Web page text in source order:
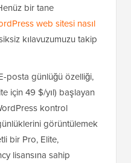
bir tane
web sitesi nasıl
kılavuzumuzu takip
posta günlüğü özelliği,
için 49 $/yıl) başlayan
kontrol
görüntülemek
bir Pro, Elite,
lisansına sahip